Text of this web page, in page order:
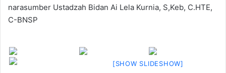
narasumber Ustadzah Bidan Ai Lela Kurnia, S,Keb, C.HTE,
C-BNSP
[SHOW SLIDESHOW]